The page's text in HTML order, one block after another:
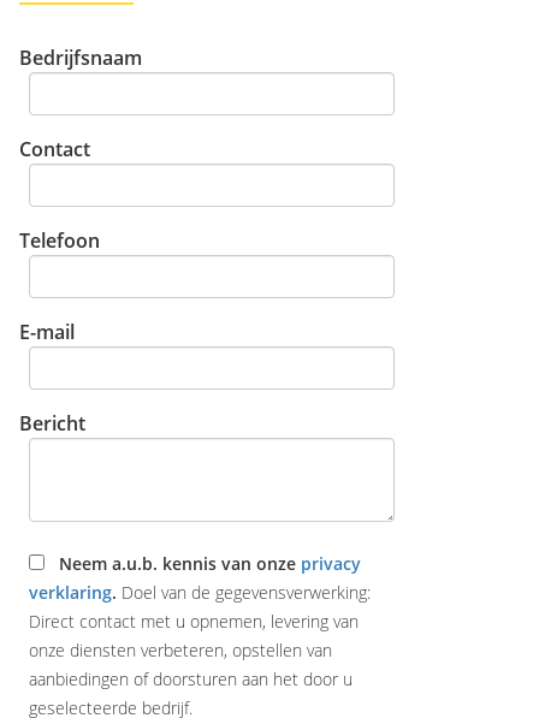
Bedrijfsnaam
Contact
Telefoon
E-mail
Bericht
Neem a.u.b. kennis van onze privacy
verklaring. Doel van de gegevensverwerking:
Direct contact met u opnemen, levering van
onze diensten verbeteren, opstellen van
aanbiedingen of doorsturen aan het door u
geselecteerde bedrijf.